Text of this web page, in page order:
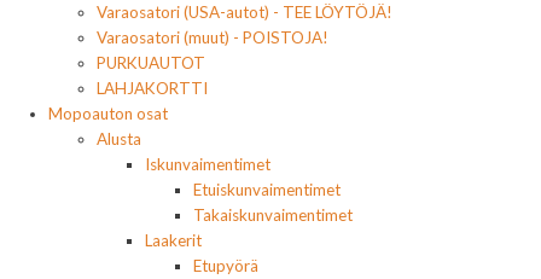
Varaosatori (USA-autot) - TEE LÖYTÖJÄ!
Varaosatori (muut) - POISTOJA!
PURKUAUTOT
LAHJAKORTTI
Mopoauton osat
Alusta
Iskunvaimentimet
Etuiskunvaimentimet
Takaiskunvaimentimet
Laakerit
Etupyörä